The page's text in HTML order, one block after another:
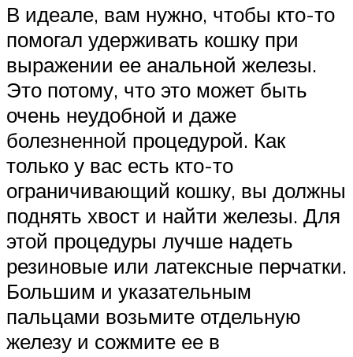
В идеале, вам нужно, чтобы кто-то
помогал удерживать кошку при
выражении ее анальной железы.
Это потому, что это может быть
очень неудобной и даже
болезненной процедурой. Как
только у вас есть кто-то
ограничивающий кошку, вы должны
поднять хвост и найти железы. Для
этой процедуры лучше надеть
резиновые или латексные перчатки.
Большим и указательным
пальцами возьмите отдельную
железу и сожмите ее в